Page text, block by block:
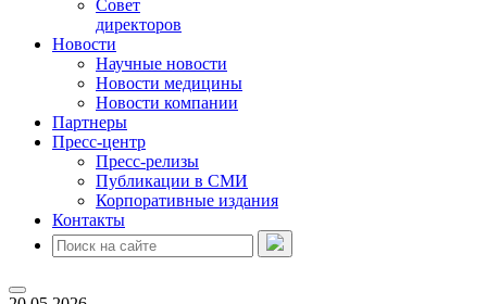
Совет
директоров
Новости
Научные новости
Новости медицины
Новости компании
Партнеры
Пресс-центр
Пресс-релизы
Публикации в СМИ
Корпоративные издания
Контакты